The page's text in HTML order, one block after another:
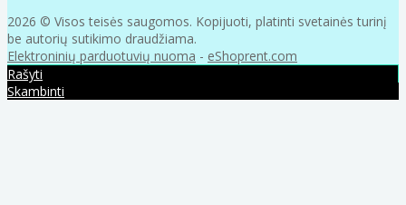
2026 © Visos teisės saugomos. Kopijuoti, platinti svetainės turinį
be autorių sutikimo draudžiama.
Elektroninių parduotuvių nuoma - eShoprent.com
Rašyti
Skambinti